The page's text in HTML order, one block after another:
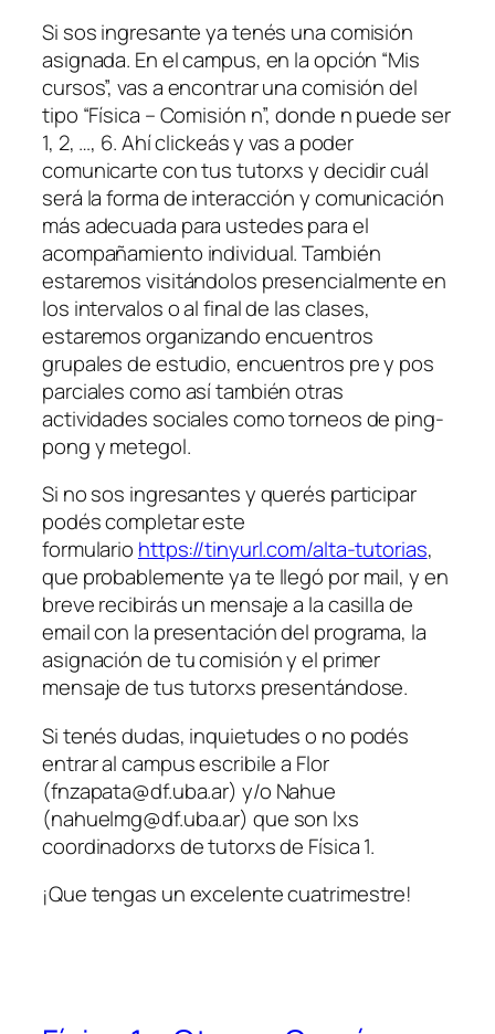
Si sos ingresante ya tenés una comisión
asignada. En el campus, en la opción “Mis
cursos”, vas a encontrar una comisión del
tipo “Física – Comisión n”, donde n puede ser
1, 2, …, 6. Ahí clickeás y vas a poder
comunicarte con tus tutorxs y decidir cuál
será la forma de interacción y comunicación
más adecuada para ustedes para el
acompañamiento individual. También
estaremos visitándolos presencialmente en
los intervalos o al final de las clases,
estaremos organizando encuentros
grupales de estudio, encuentros pre y pos
parciales como así también otras
actividades sociales como torneos de ping-
pong y metegol.
Si no sos ingresantes y querés participar
podés completar este
formulario https://tinyurl.com/alta-tutorias,
que probablemente ya te llegó por mail, y en
breve recibirás un mensaje a la casilla de
email con la presentación del programa, la
asignación de tu comisión y el primer
mensaje de tus tutorxs presentándose.
Si tenés dudas, inquietudes o no podés
entrar al campus escribile a Flor
(fnzapata@df.uba.ar) y/o Nahue
(nahuelmg@df.uba.ar) que son lxs
coordinadorxs de tutorxs de Física 1.
¡Que tengas un excelente cuatrimestre!